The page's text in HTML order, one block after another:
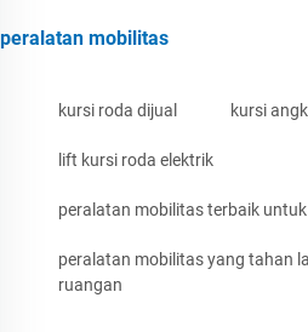
peralatan mobilitas
kursi roda dijual kursi
lift kursi roda elektrik
peralatan mobilitas terbaik
peralatan mobilitas yang tahan
ruangan